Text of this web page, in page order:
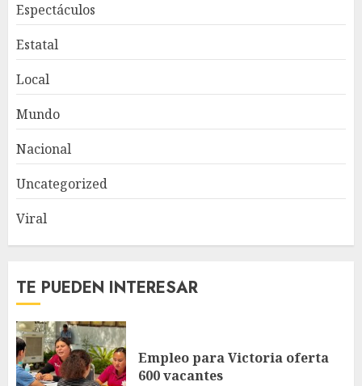
Espectáculos
Estatal
Local
Mundo
Nacional
Uncategorized
Viral
TE PUEDEN INTERESAR
Empleo para Victoria oferta
600 vacantes